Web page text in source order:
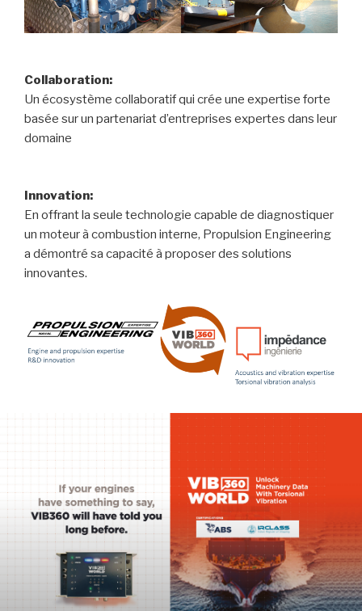
Collaboration:
Un écosystème collaboratif qui crée une expertise forte
basée sur un partenariat d’entreprises expertes dans leur
domaine
Innovation:
En offrant la seule technologie capable de diagnostiquer
un moteur à combustion interne, Propulsion Engineering
a démontré sa capacité à proposer des solutions
innovantes.